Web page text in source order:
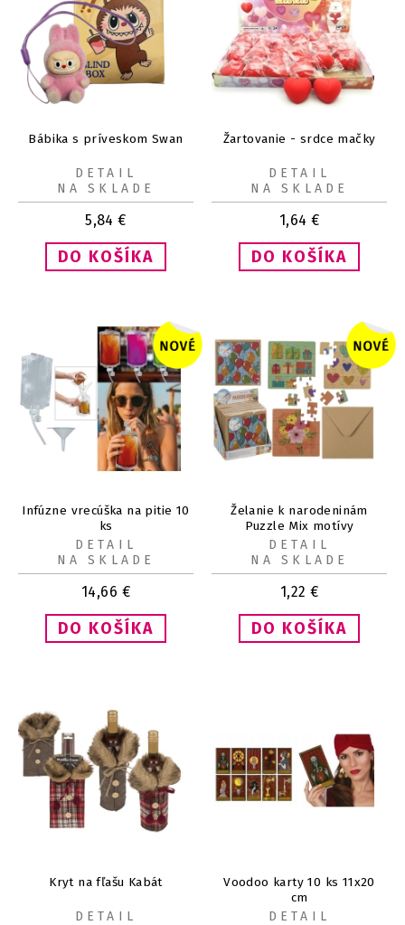
Bábika s príveskom Swan
5,84 €
DETAIL
NA SKLADE
Žartovanie - srdce mačky
1,64 €
DETAIL
NA SKLADE
Infúzne vrecúška na pitie 10
ks
14,66 €
DETAIL
NA SKLADE
Želanie k narodeninám
Puzzle Mix motívy
1,22 €
DETAIL
NA SKLADE
Kryt na fľašu Kabát
DETAIL
Voodoo karty 10 ks 11x20
cm
DETAIL